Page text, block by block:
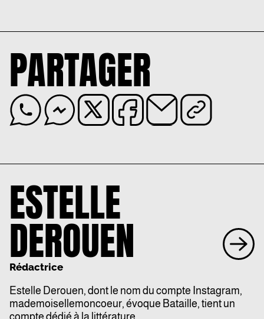
PARTAGER
ESTELLE
DEROUEN
Rédactrice
Estelle Derouen, dont le nom du compte Instagram,
mademoisellemoncoeur, évoque Bataille, tient un
compte dédié à la littérature.